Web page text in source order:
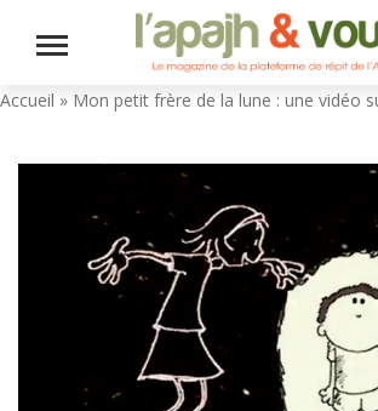
Accueil » Mon petit frère de la lune : une vidéo